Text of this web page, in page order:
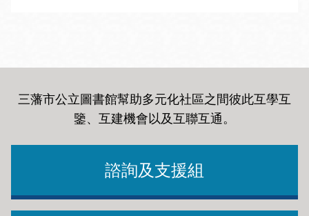
三藩市公立圖書館幫助多元化社區之間彼此互學互
鑒、互建機會以及互聯互通 。
諮詢及支援組